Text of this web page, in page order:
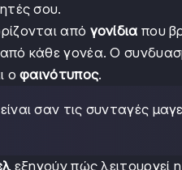
σου.
από γονίδια που
κάθε γονέα. Ο
οφαινότυπος.
σαν τις συνταγές
εξηγούν πώς λειτουργεί